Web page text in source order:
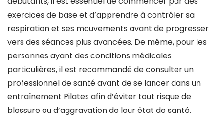
exercices de base et d’apprendre à contrôler sa
respiration et ses mouvements avant de progresser
vers des séances plus avancées. De même, pour les
personnes ayant des conditions médicales
particulières, il est recommandé de consulter un
professionnel de santé avant de se lancer dans un
entraînement Pilates afin d’éviter tout risque de
blessure ou d’aggravation de leur état de santé.